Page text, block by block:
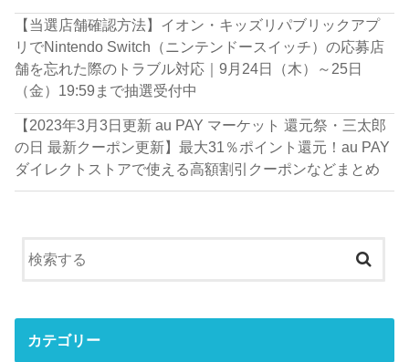
【当選店舗確認方法】イオン・キッズリパブリックアプ
リでNintendo Switch（ニンテンドースイッチ）の応募店
舗を忘れた際のトラブル対応｜9月24日（木）～25日
（金）19:59まで抽選受付中
【2023年3月3日更新 au PAY マーケット 還元祭・三太郎
の日 最新クーポン更新】最大31％ポイント還元！au PAY
ダイレクトストアで使える高額割引クーポンなどまとめ
カテゴリー